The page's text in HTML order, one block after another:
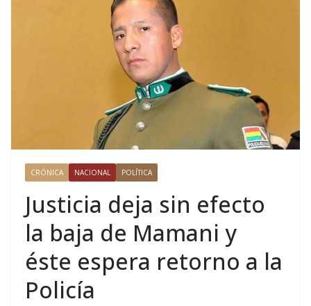
CRÓNICA NACIONAL POLÍTICA
Justicia deja sin efecto
la baja de Mamani y
éste espera retorno a la
Policía